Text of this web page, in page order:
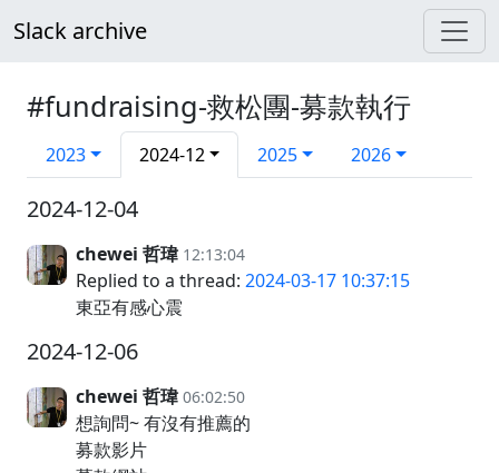
Slack archive
#fundraising-救松團-募款執行
2023 2024-12 2025 2026
2024-12-04
chewei 哲瑋 12:13:04
Replied to a thread: 2024-03-17 10:37:15
東亞有感心震
2024-12-06
chewei 哲瑋 06:02:50
想詢問~ 有沒有推薦的
募款影片